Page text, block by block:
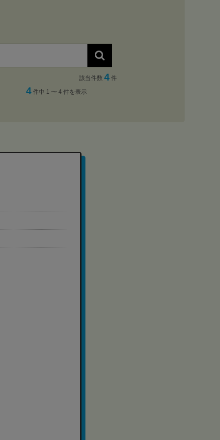
該当件数 4 件
4 件中 1 〜 4 件を表示